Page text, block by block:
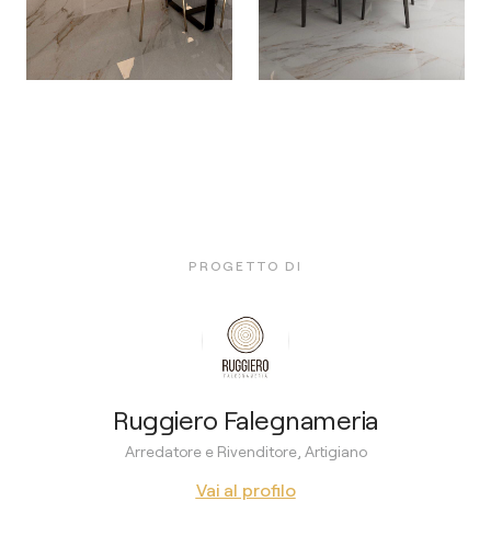
PROGETTO DI
Ruggiero Falegnameria
Arredatore e Rivenditore, Artigiano
Vai al profilo